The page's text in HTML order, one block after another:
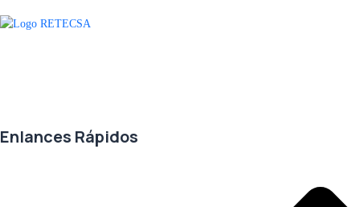
Enlances Rápidos